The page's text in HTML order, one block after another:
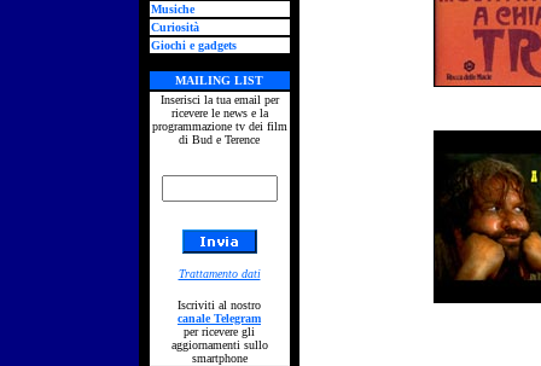
Musiche
Curiosità
Giochi e gadgets
MAILING LIST
Inserisci la tua email per
ricevere le news e la
programmazione tv dei film
di Bud e Terence
Trattamento dati
Iscriviti al nostro
canale Telegram
per ricevere gli
aggiornamenti sullo
smartphone